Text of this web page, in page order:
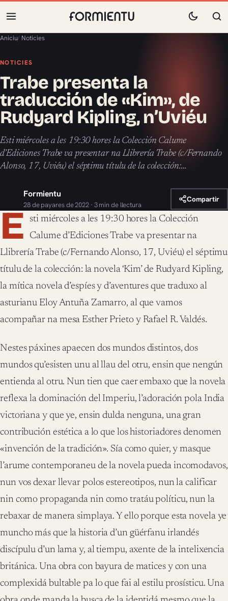
Aniciu/ Noticies
NOTICIES
Trabe presenta la
traducción de «Kim», de
Rudyard Kipling, n’Uviéu
Esti miércoles a les 19:30 hores la Colección Calume
d’Ediciones Trabe va presentar na Llibrería Trabe (c/Fernando
Alonso, 17, Uviéu) el séptimu títulu de la colección:…
Formientu
28 de payares de 2022 · 3 min de llectura
Compartir
E sti miércoles a les 19:30 hores la Colección
Calume d’Ediciones Trabe va presentar na
Llibrería Trabe (c/Fernando Alonso, 17, Uviéu) el séptimu
títulu de la colección: la novela ‘Kim’ de Rudyard Kipling,
la mítica novela d’espíes y d’aventures que traduxo al
asturianu Eloy Antuña Zamarro, al que vamos
acompañar na mesa Esther Prieto y Rafael R. Valdés.
Nestes páxines apaecen dos mundos distintos, dos
mundos qu’esisten unu al llau del otru, ensin que nengún
entienda al otru. Nun tien que caer embaxo que la novela
reflexa la dominación del Imperiu, l’adoración pola India
victoriana y que ye, ensin dulda nenguna, una gran
contribución estética a lo que los historiadores denomen
«invención de la tradición». Sía como quier, y masque
l’arume contemporaneu de la novela pueda incomodavos,
nun vos dexar llevar polos estereotipos, nun la calificar
nin como propaganda nin como tratáu políticu, nun la
rebaxar de manera simplaya. Y ello porque esta novela ye
muncho más que la historia d’un güérfanu irlandés
discípulu d’un lama y, al tiempu, axente de la intelixencia
británica. Una obra con bayura de matices y con una
complexidá bultable pa lo que fai al estilu prosísticu. Una